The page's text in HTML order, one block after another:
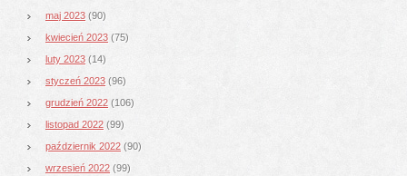
maj 2023 (90)
kwiecień 2023 (75)
luty 2023 (14)
styczeń 2023 (96)
grudzień 2022 (106)
listopad 2022 (99)
październik 2022 (90)
wrzesień 2022 (99)